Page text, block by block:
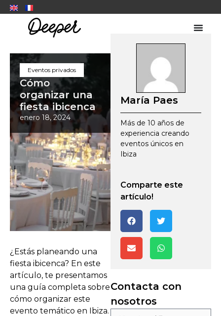
Eventos privados
Cómo
organizar una
fiesta ibicenca
enero 18, 2024
¿Estás planeando una
fiesta ibicenca? En este
artículo, te presentamos
una guía completa sobre
cómo organizar este
evento temático en Ibiza.
María Paes
Más de 10 años de
experiencia creando
eventos únicos en
Ibiza
Comparte este
artículo!
Contacta con
nosotros